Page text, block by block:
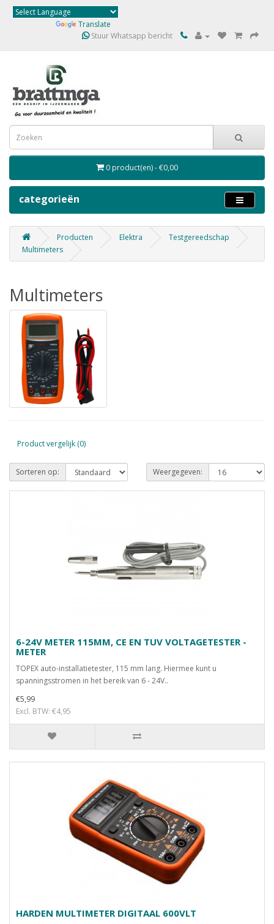
Translate
Stuur Whatsapp bericht
0 product(en) - €0,00
categorieën
Producten Elektra
Testgereedschap
Multimeters
Multimeters
Product vergelijk (0)
Sorteren op: Weergegeven:
6-24V METER 115MM, CE EN TUV VOLTAGETESTER -
METER
TOPEX auto-installatietester, 115 mm lang. Hiermee kunt u
spanningsstromen in het bereik van 6 - 24V..
€5,99
Excl. BTW: €4,95
HARDEN MULTIMETER DIGITAAL 600VLT